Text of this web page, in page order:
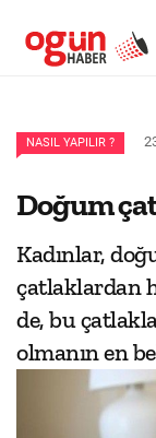
NASIL YAPILIR ?
Doğum
Kadınlar,
çatlaklardan
de, bu
olmanın en